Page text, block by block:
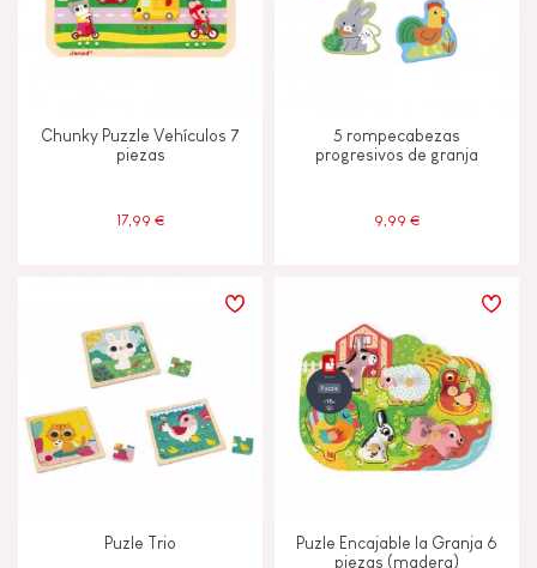
Chunky Puzzle Vehículos 7
piezas
17,99 €
5 rompecabezas
progresivos de granja
9,99 €
Puzle Trio
Puzle Encajable la Granja 6
piezas (madera)